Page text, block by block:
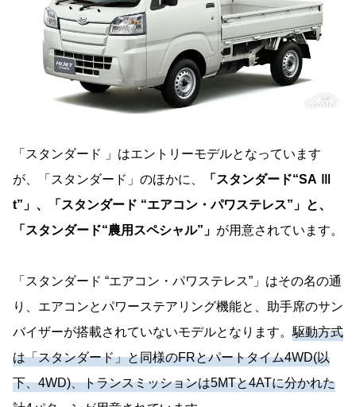
「スタンダード 」はエントリーモデルとなっています
が、「スタンダード」のほかに、
「スタンダード“SA Ⅲ
t”」、「スタンダード “エアコン・パワステレス”」と、
「スタンダード“農用スペシャル”」 が用意されています。
「スタンダード “エアコン・パワステレス”」はその名の通
り、エアコンとパワーステアリング機能と、助手席のサン
バイザーが搭載されていないモデルとなります。駆動方式
は「スタンダード」と同様のFRとパートタイム4WD(以
下、4WD)、トランスミッションは5MTと4ATに分かれた